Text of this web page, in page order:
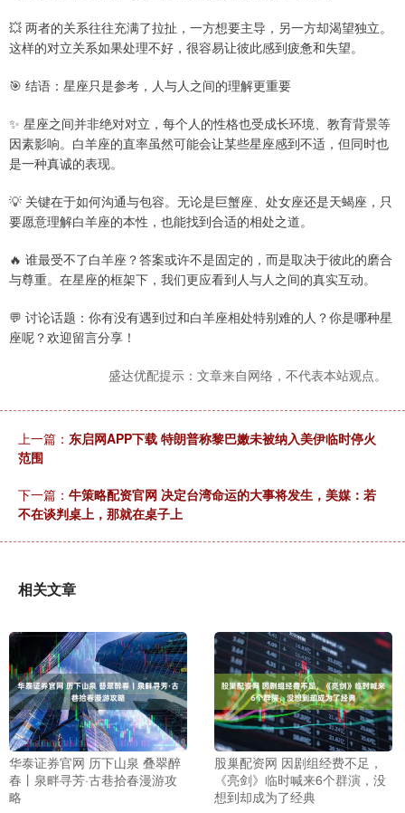
💥 两者的关系往往充满了拉扯，一方想要主导，另一方却渴望独立。
这样的对立关系如果处理不好，很容易让彼此感到疲惫和失望。
🎯 结语：星座只是参考，人与人之间的理解更重要
✨ 星座之间并非绝对对立，每个人的性格也受成长环境、教育背景等
因素影响。白羊座的直率虽然可能会让某些星座感到不适，但同时也
是一种真诚的表现。
💡 关键在于如何沟通与包容。无论是巨蟹座、处女座还是天蝎座，只
要愿意理解白羊座的本性，也能找到合适的相处之道。
🔥 谁最受不了白羊座？答案或许不是固定的，而是取决于彼此的磨合
与尊重。在星座的框架下，我们更应看到人与人之间的真实互动。
💬 讨论话题：你有没有遇到过和白羊座相处特别难的人？你是哪种星
座呢？欢迎留言分享！
盛达优配提示：文章来自网络，不代表本站观点。
上一篇： 东启网APP下载 特朗普称黎巴嫩未被纳入美伊临时停火
范围
下一篇： 牛策略配资官网 决定台湾命运的大事将发生，美媒：若
不在谈判桌上，那就在桌子上
相关文章
华泰证券官网 历下山泉 叠翠醉
春丨泉畔寻芳·古巷拾春漫游攻
略
股巢配资网 因剧组经费不足，
《亮剑》临时喊来6个群演，没
想到却成为了经典